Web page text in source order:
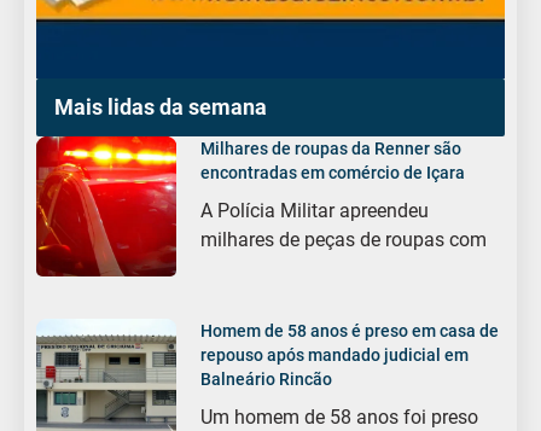
Mais lidas da semana
Milhares de roupas da Renner são
encontradas em comércio de Içara
A Polícia Militar apreendeu
milhares de peças de roupas com
Homem de 58 anos é preso em casa de
repouso após mandado judicial em
Balneário Rincão
Um homem de 58 anos foi preso